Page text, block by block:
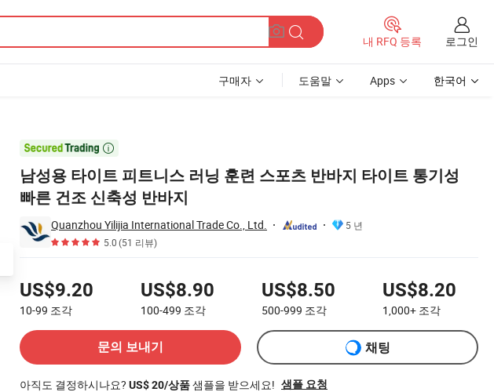
내 RFQ 등록 로그인
구매자 도움말 Apps 한국어

남성용 타이트 피트니스 러닝 훈련 스포츠 반바지 타이트 통기성
빠른 건조 신축성 반바지
Quanzhou Yilijia International Trade Co., Ltd.
5 년
5.0(51 리뷰)
US$9.20
10-99 조각
US$8.90
100-499 조각
US$8.50
500-999 조각
US$8.20
1,000+ 조각
문의 보내기
채팅
아직도 결정하시나요? US$ 20/상품샘플을 받으세요! 샘플 요청